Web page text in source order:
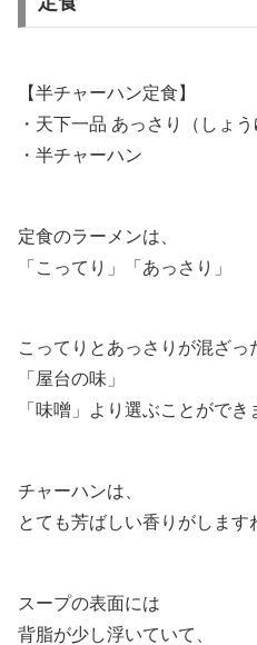
【半チャーハン定食】
・天下一品 あっさり（しょう
・半チャーハン
定食のラーメンは、
「こってり」「あっさり」
こってりとあっさりが混ざっ
「屋台の味」
「味噌」より選ぶことができ
チャーハンは、
とても芳ばしい香りがします
スープの表面には
背脂が少し浮いていて、